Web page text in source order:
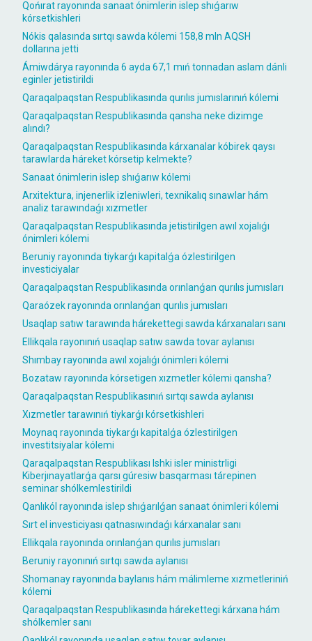
Qońırat rayonında sanaat ónimlerin islep shıǵarıw
kórsetkishleri
Nókis qalasında sırtqı sawda kólemi 158,8 mln AQSH
dollarına jetti
Ámiwdárya rayonında 6 ayda 67,1 mıń tonnadan aslam dánli
eginler jetistirildi
Qaraqalpaqstan Respublikasında qurılıs jumıslarınıń kólemi
Qaraqalpaqstan Respublikasında qansha neke dizimge
alındı?
Qaraqalpaqstan Respublikasında kárxanalar kóbirek qaysı
tarawlarda háreket kórsetip kelmekte?
Sanaat ónimlerin islep shıǵarıw kólemi
Arxitektura, injenerlik izleniwleri, texnikalıq sınawlar hám
analiz tarawındaǵı xızmetler
Qaraqalpaqstan Respublikasında jetistirilgen awıl xojalıǵı
ónimleri kólemi
Beruniy rayonında tiykarǵı kapitalǵa ózlestirilgen
investiciyalar
Qaraqalpaqstan Respublikasında orınlanǵan qurılıs jumısları
Qaraózek rayonında orınlanǵan qurılıs jumısları
Usaqlap satıw tarawında hárekettegi sawda kárxanaları sanı
Ellikqala rayonınıń usaqlap satıw sawda tovar aylanısı
Shımbay rayonında awıl xojalıǵı ónimleri kólemi
Bozataw rayonında kórsetigen xızmetler kólemi qansha?
Qaraqalpaqstan Respublikasınıń sırtqı sawda aylanısı
Xızmetler tarawınıń tiykarǵı kórsetkishleri
Moynaq rayonında tiykarǵı kapitalǵa ózlestirilgen
investitsiyalar kólemi
Qaraqalpaqstan Respublikası Ishki isler ministrligi
Kiberjınayatlarǵa qarsı gúresiw basqarması tárepinen
seminar shólkemlestirildi
Qanlıkól rayonında islep shıǵarılǵan sanaat ónimleri kólemi
Sırt el investiciyası qatnasıwındaǵı kárxanalar sanı
Ellikqala rayonında orınlanǵan qurılıs jumısları
Beruniy rayonınıń sırtqı sawda aylanısı
Shomanay rayonında baylanıs hám málimleme xızmetleriniń
kólemi
Qaraqalpaqstan Respublikasında hárekettegi kárxana hám
shólkemler sanı